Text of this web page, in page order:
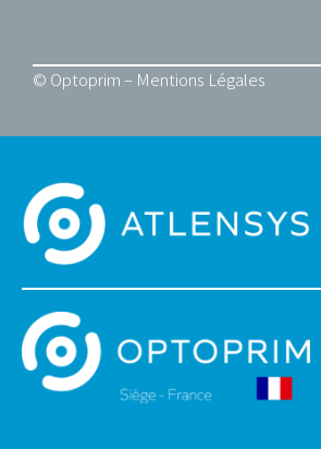
© Optoprim – Mentions Légales